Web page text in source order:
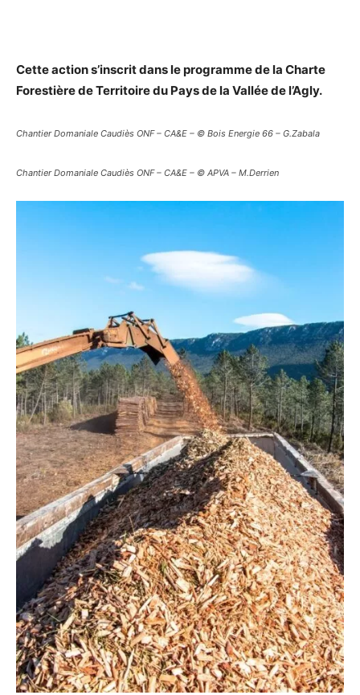
Cette action s’inscrit dans le programme de la Charte
Forestière de Territoire du Pays de la Vallée de l’Agly.
Chantier Domaniale Caudiès ONF – CA&E – © Bois Energie 66 – G.Zabala
Chantier Domaniale Caudiès ONF – CA&E – © APVA – M.Derrien